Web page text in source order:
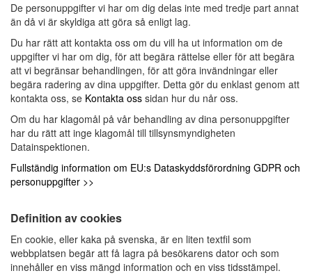
De personuppgifter vi har om dig delas inte med tredje part annat
än då vi är skyldiga att göra så enligt lag.
Du har rätt att kontakta oss om du vill ha ut information om de
uppgifter vi har om dig, för att begära rättelse eller för att begära
att vi begränsar behandlingen, för att göra invändningar eller
begära radering av dina uppgifter. Detta gör du enklast genom att
kontakta oss, se Kontakta oss sidan hur du når oss.
Om du har klagomål på vår behandling av dina personuppgifter
har du rätt att inge klagomål till tillsynsmyndigheten
Datainspektionen.
Fullständig information om EU:s Dataskyddsförordning GDPR och
personuppgifter >>
Definition av cookies
En cookie, eller kaka på svenska, är en liten textfil som
webbplatsen begär att få lagra på besökarens dator och som
innehåller en viss mängd information och en viss tidsstämpel.